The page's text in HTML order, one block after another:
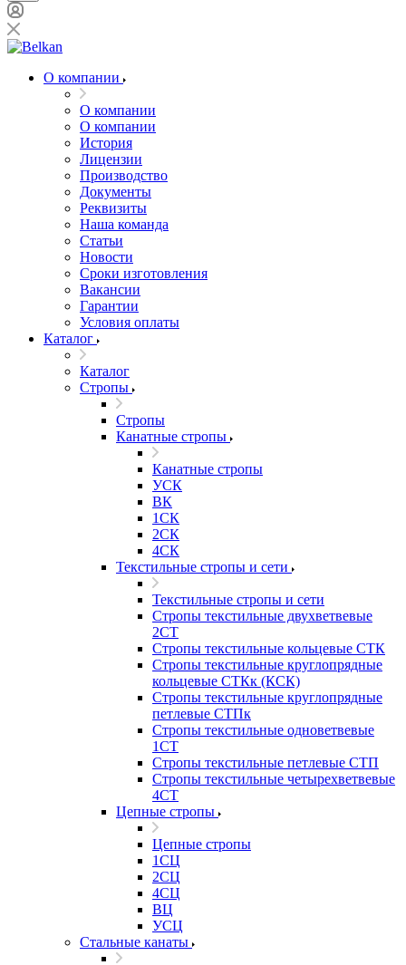
О компании
О компании
О компании
История
Лицензии
Производство
Документы
Реквизиты
Наша команда
Статьи
Новости
Сроки изготовления
Вакансии
Гарантии
Условия оплаты
Каталог
Каталог
Стропы
Стропы
Канатные стропы
Канатные стропы
УСК
ВК
1СК
2СК
4СК
Текстильные стропы и сети
Текстильные стропы и сети
Стропы текстильные двухветвевые
2СТ
Стропы текстильные кольцевые СТК
Стропы текстильные круглопрядные
кольцевые СТКк (КСК)
Стропы текстильные круглопрядные
петлевые СТПк
Стропы текстильные одноветвевые
1СТ
Стропы текстильные петлевые СТП
Стропы текстильные четырехветвевые
4СТ
Цепные стропы
Цепные стропы
1СЦ
2СЦ
4СЦ
ВЦ
УСЦ
Стальные канаты